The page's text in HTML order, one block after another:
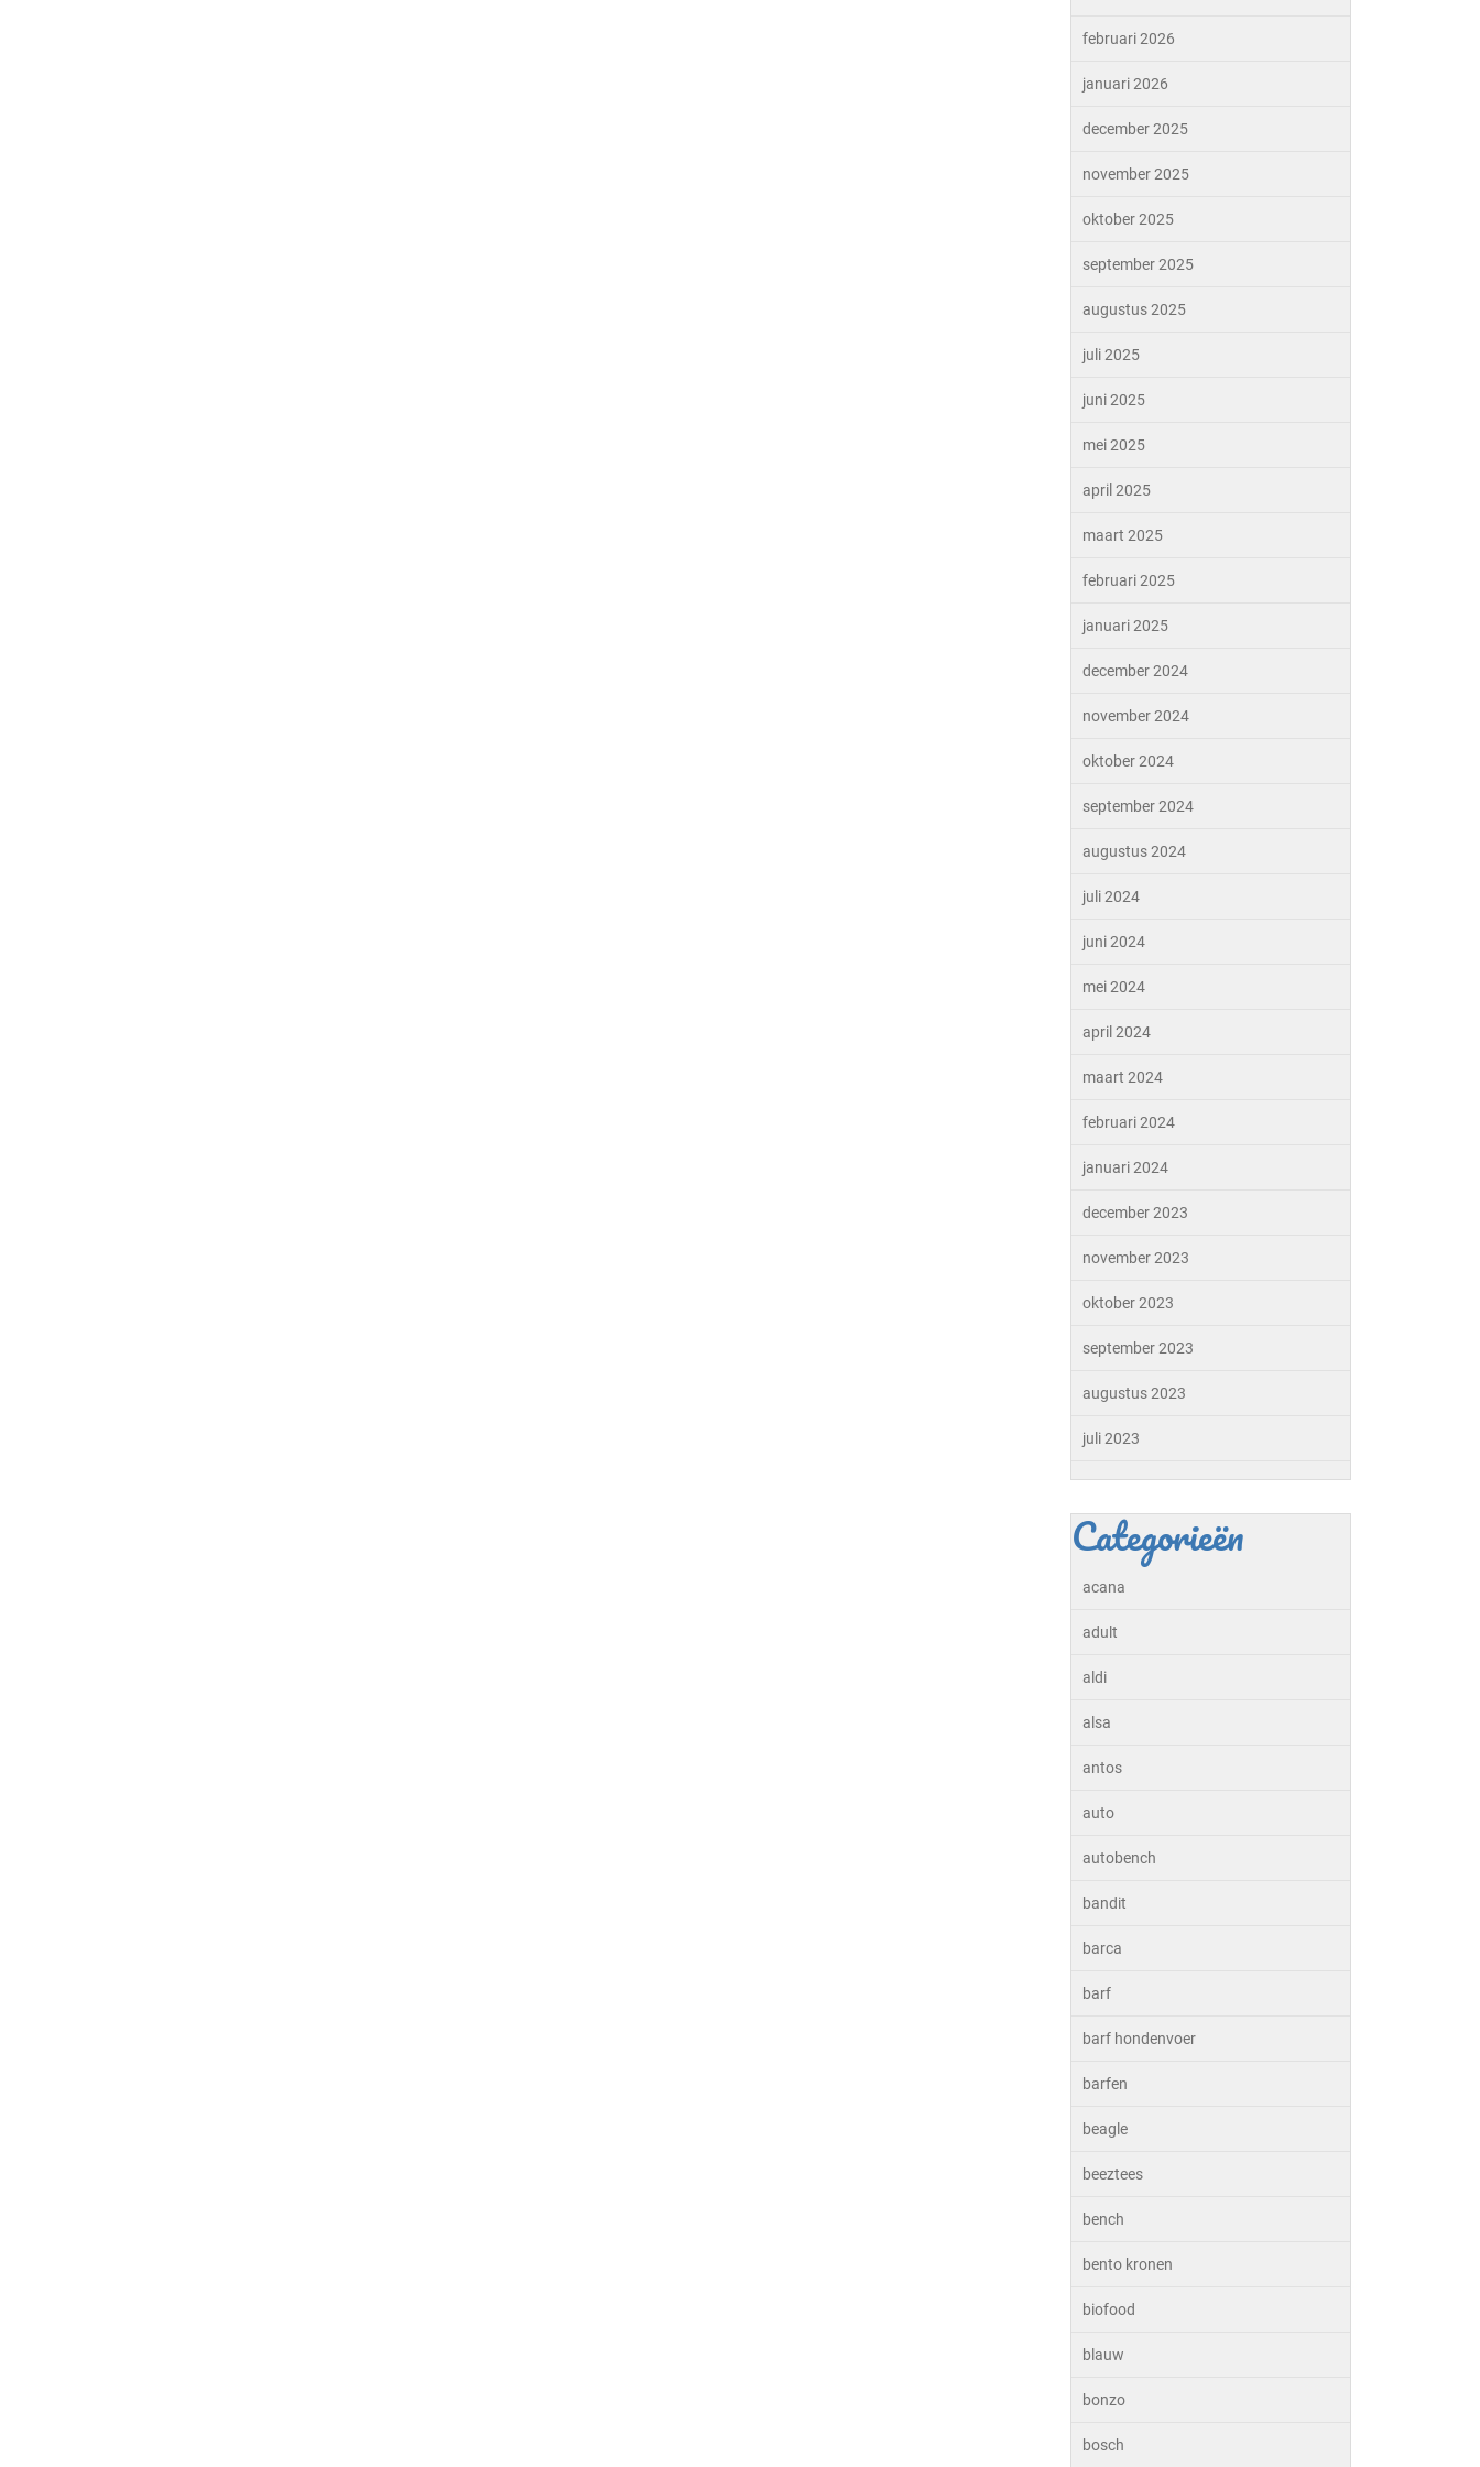
februari 2026
januari 2026
december 2025
november 2025
oktober 2025
september 2025
augustus 2025
juli 2025
juni 2025
mei 2025
april 2025
maart 2025
februari 2025
januari 2025
december 2024
november 2024
oktober 2024
september 2024
augustus 2024
juli 2024
juni 2024
mei 2024
april 2024
maart 2024
februari 2024
januari 2024
december 2023
november 2023
oktober 2023
september 2023
augustus 2023
juli 2023
Categorieën
acana
adult
aldi
alsa
antos
auto
autobench
bandit
barca
barf
barf hondenvoer
barfen
beagle
beeztees
bench
bento kronen
biofood
blauw
bonzo
bosch